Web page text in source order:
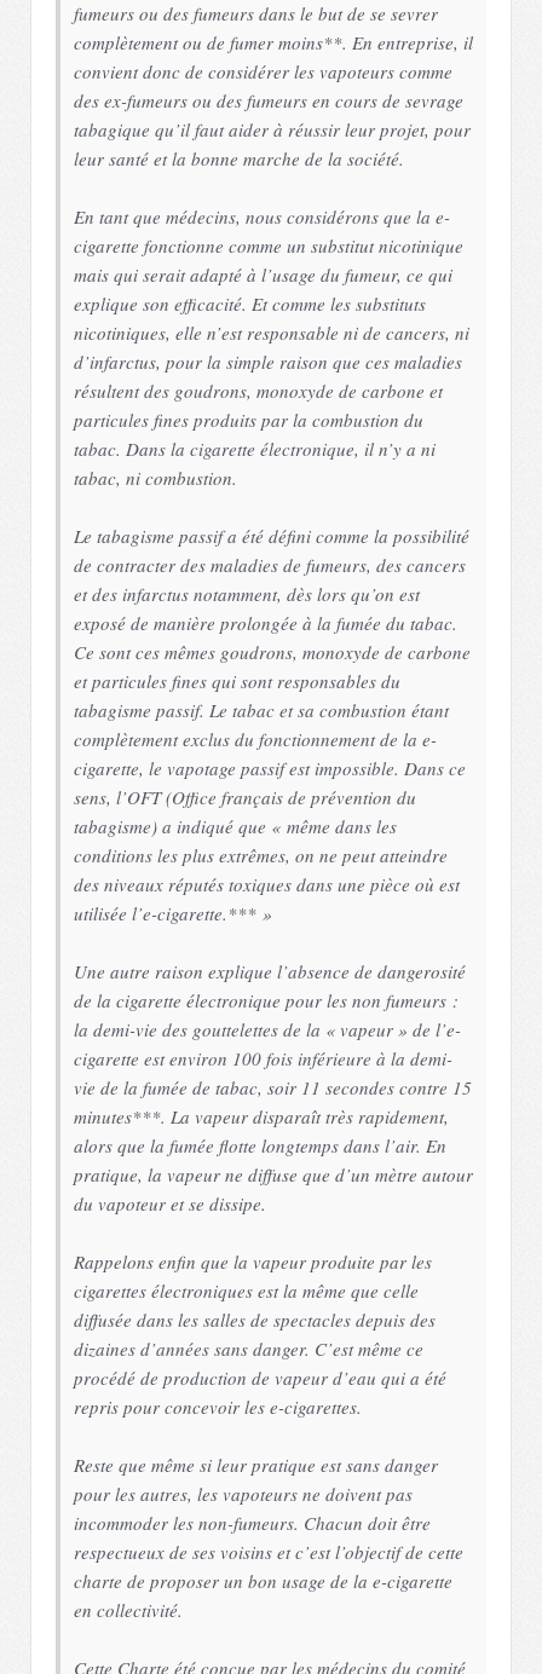
fumeurs ou des fumeurs dans le but de se sevrer
complètement ou de fumer moins**. En entreprise, il
convient donc de considérer les vapoteurs comme
des ex-fumeurs ou des fumeurs en cours de sevrage
tabagique qu’il faut aider à réussir leur projet, pour
leur santé et la bonne marche de la société.
En tant que médecins, nous considérons que la e-
cigarette fonctionne comme un substitut nicotinique
mais qui serait adapté à l’usage du fumeur, ce qui
explique son efficacité. Et comme les substituts
nicotiniques, elle n’est responsable ni de cancers, ni
d’infarctus, pour la simple raison que ces maladies
résultent des goudrons, monoxyde de carbone et
particules fines produits par la combustion du
tabac. Dans la cigarette électronique, il n’y a ni
tabac, ni combustion.
Le tabagisme passif a été défini comme la possibilité
de contracter des maladies de fumeurs, des cancers
et des infarctus notamment, dès lors qu’on est
exposé de manière prolongée à la fumée du tabac.
Ce sont ces mêmes goudrons, monoxyde de carbone
et particules fines qui sont responsables du
tabagisme passif. Le tabac et sa combustion étant
complètement exclus du fonctionnement de la e-
cigarette, le vapotage passif est impossible. Dans ce
sens, l’OFT (Office français de prévention du
tabagisme) a indiqué que « même dans les
conditions les plus extrêmes, on ne peut atteindre
des niveaux réputés toxiques dans une pièce où est
utilisée l’e-cigarette.*** »
Une autre raison explique l’absence de dangerosité
de la cigarette électronique pour les non fumeurs :
la demi-vie des gouttelettes de la « vapeur » de l’e-
cigarette est environ 100 fois inférieure à la demi-
vie de la fumée de tabac, soir 11 secondes contre 15
minutes***. La vapeur disparaît très rapidement,
alors que la fumée flotte longtemps dans l’air. En
pratique, la vapeur ne diffuse que d’un mètre autour
du vapoteur et se dissipe.
Rappelons enfin que la vapeur produite par les
cigarettes électroniques est la même que celle
diffusée dans les salles de spectacles depuis des
dizaines d’années sans danger. C’est même ce
procédé de production de vapeur d’eau qui a été
repris pour concevoir les e-cigarettes.
Reste que même si leur pratique est sans danger
pour les autres, les vapoteurs ne doivent pas
incommoder les non-fumeurs. Chacun doit être
respectueux de ses voisins et c’est l’objectif de cette
charte de proposer un bon usage de la e-cigarette
en collectivité.
Cette Charte été conçue par les médecins du comité